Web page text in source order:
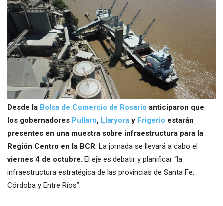
Desde la Bolsa de Comercio de Rosario anticiparon que
los gobernadores Pullaro, Llaryora y Frigerio estarán
presentes en una muestra sobre infraestructura para la
Región Centro en la BCR. La jornada se llevará a cabo el
viernes 4 de octubre. El eje es debatir y planificar “la
infraestructura estratégica de las provincias de Santa Fe,
Córdoba y Entre Ríos”.